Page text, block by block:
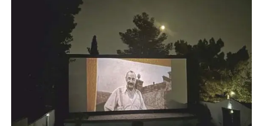
(2005), «Η Μεταναστευτική Πολιτική της Ευρώπης»
(2006), «Η Αναγκαία Αναθεώρηση» (2006), «Τυφλοί
στρατοί-Η Δύση και η Απειλή του Ισλαμικού
Φονταμενταλισμού» (2008), «Αναζητώντας την Τέχνη»
(2008)και τη δίγλωσση έκδοση «5 Χρόνια στο Ευρωπαϊκό
Κοινοβούλιο 2004-2009» (2009). Έχει γράψει πολλά
άρθρα πολιτικού και κοινωνικού περιεχομένου.
Επισκέφθηκε, επίσημα προσκεκλημένος, την Αγγλία, τη
Δυτική Γερμανία και τις ΗΠΑ.